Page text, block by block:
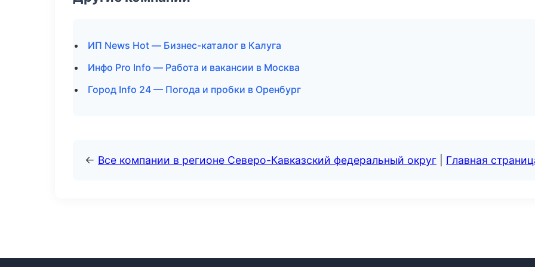
ИП News Hot — Бизнес-каталог в Калуга
Инфо Pro Info — Работа и вакансии в Москва
Город Info 24 — Погода и пробки в Оренбург
← Все компании в регионе Северо-Кавказский федеральный округ Главная